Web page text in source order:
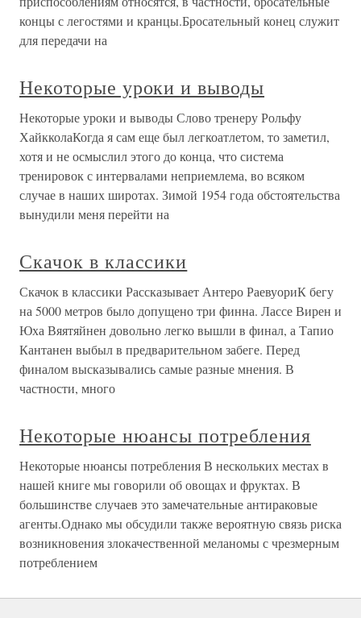
концы с легостями и кранцы.Бросательный конец служит
для передачи на
Некоторые уроки и выводы
Некоторые уроки и выводы Слово тренеру Рольфу
ХайкколаКогда я сам еще был легкоатлетом, то заметил,
хотя и не осмыслил этого до конца, что система
тренировок с интервалами неприемлема, во всяком
случае в наших широтах. Зимой 1954 года обстоятельства
вынудили меня перейти на
Скачок в классики
Скачок в классики Рассказывает Антеро РаевуориК бегу
на 5000 метров было допущено три финна. Лассе Вирен и
Юха Вяятяйнен довольно легко вышли в финал, а Тапио
Кантанен выбыл в предварительном забеге. Перед
финалом высказывались самые разные мнения. В
частности, много
Некоторые нюансы потребления
Некоторые нюансы потребления В нескольких местах в
нашей книге мы говорили об овощах и фруктах. В
большинстве случаев это замечательные антираковые
агенты.Однако мы обсудили также вероятную связь риска
возникновения злокачественной меланомы с чрезмерным
потреблением